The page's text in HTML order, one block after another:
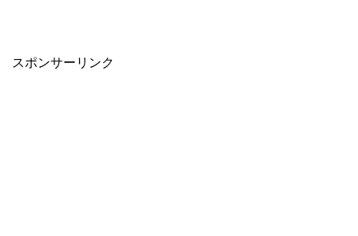
スポンサーリンク